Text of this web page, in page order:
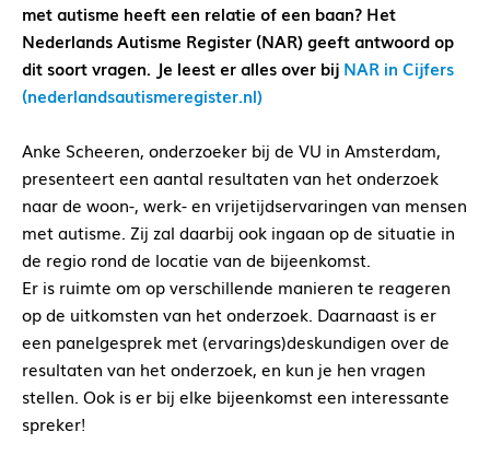
met autisme heeft een relatie of een baan? Het
Nederlands Autisme Register (NAR) geeft antwoord op
dit soort vragen. Je leest er alles over bij NAR in Cijfers
(nederlandsautismeregister.nl)
Anke Scheeren, onderzoeker bij de VU in Amsterdam,
presenteert een aantal resultaten van het onderzoek
naar de woon-, werk- en vrijetijdservaringen van mensen
met autisme. Zij zal daarbij ook ingaan op de situatie in
de regio rond de locatie van de bijeenkomst.
Er is ruimte om op verschillende manieren te reageren
op de uitkomsten van het onderzoek. Daarnaast is er
een panelgesprek met (ervarings)deskundigen over de
resultaten van het onderzoek, en kun je hen vragen
stellen. Ook is er bij elke bijeenkomst een interessante
spreker!